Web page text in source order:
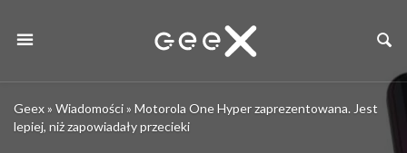
Geex» Wiadomości» Motorola One Hyper zaprezentowana. Jest
lepiej, niż zapowiadały przecieki